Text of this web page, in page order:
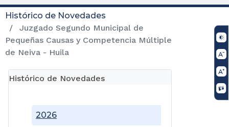
Histórico de Novedades
Juzgado Segundo Municipal de
Pequeñas Causas y Competencia Múltiple
de Neiva - Huila
Histórico de Novedades
2026